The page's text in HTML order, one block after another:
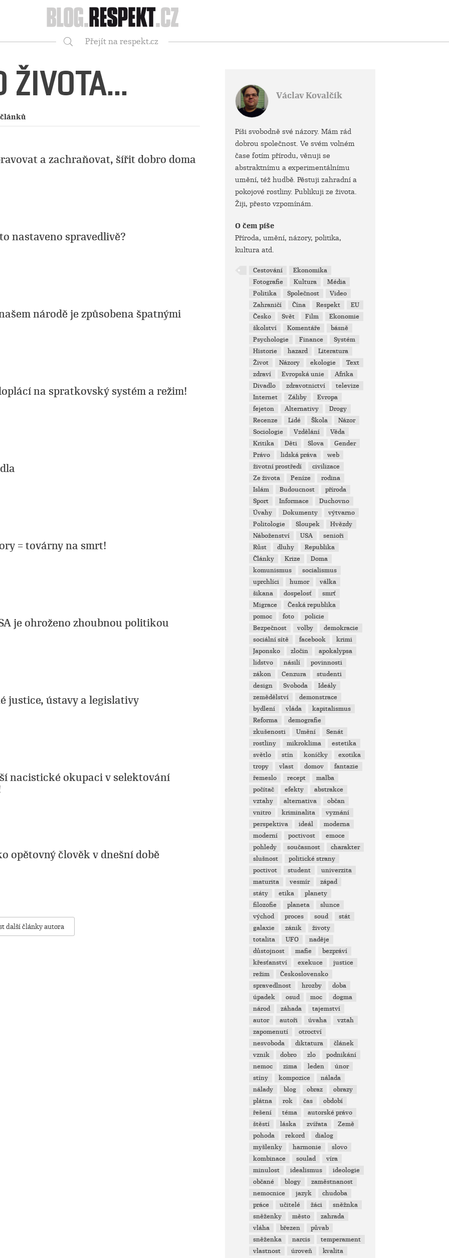
Respekt
Přejít na respekt.cz
ŽIVOTA...
a zachraňovat, šířit dobro doma
nastaveno spravedlivě?
národě je způsobena špatnými
na spratkovský systém a režim!
= továrny na smrt!
je ohroženo zhoubnou politikou
justice, ústavy a legislativy
nacistické okupaci v selektování
opětovný člověk v dnešní době
další články autora
Václav Kovalčík
Píši svobodně své názory. Mám rád
dobrou společnost. Ve svém volném
čase fotím přírodu, věnuji se
abstraktnímu a experimentálnímu
umění, též hudbě. Pěstuji zahradní a
pokojové rostliny. Publikuji ze života.
Žiji, přesto vzpomínám.
O čem píše
Příroda, umění, názory, politika,
kultura atd.
Cestování
Ekonomika
Fotografie
Kultura
Média
Politika
Společnost
Video
Zahraničí
Čína Respekt
EU
Česko
Svět Film
Ekonomie
školství
Komentáře
básně
Psychologie
Finance
Systém
Historie
hazard
Literatura
Život
Názory ekologie
Text
zdraví
Evropská unie
Afrika
Divadlo
zdravotnictví
televize
Internet
Záliby
Evropa
fejeton
Alternativy
Drogy
Recenze
Lidé Škola
Názor
Sociologie
Vzdělání
Věda
Kritika
Děti Slova
Gender
Právo
lidská práva
web
životní prostředí
civilizace
Ze života
Peníze
rodina
Islám
Budoucnost
příroda
Sport
Informace
Duchovno
Úvahy
Dokumenty
výtvarno
Politologie
Sloupek
Hvězdy
Náboženství
USA
senioři
Růst
dluhy
Republika
Články
Krize
Doma
komunismus
socialismus
uprchlíci
humor
válka
šikana
dospelosť
smrť
Migrace
Česká republika
pomoc
foto
policie
Bezpečnost
volby
demokracie
sociální sítě
facebook
krimi
Japonsko
zločin
apokalypsa
lidstvo
násilí
povinnosti
zákon
Cenzura
studenti
design
Svoboda
Ideály
zemědělství
demonstrace
bydlení
vláda
kapitalismus
Reforma
demografie
zkušenosti
Umění
Senát
rostliny
mikroklima
estetika
světlo
stín koníčky
exotika
tropy
vlast domov
fantazie
řemeslo
recept
malba
počítač
efekty
abstrakce
vztahy
alternativa
občan
vnitro
kriminalita
vyznání
perspektiva
ideál
moderna
moderní
poctivost
emoce
pohledy
současnost
charakter
slušnost
politické strany
poctivot
student
univerzita
maturita
vesmír
západ
státy
etika
planety
filozofie
planeta
slunce
východ
proces soud
stát
galaxie
zánik
životy
totalita
UFO
naděje
důstojnost
mafie
bezpráví
křesťanství
exekuce
justice
režim
Československo
spravedlnost
hrozby
doba
úpadek
osud moc
dogma
národ
záhada
tajemství
autor
autoři úvaha
vztah
zapomenutí
otroctví
nesvoboda
diktatura
článek
vznik
dobro zlo
podnikání
nemoc
zima leden
únor
stíny
kompozice
nálada
nálady
blog obraz
obrazy
plátna
rok čas
období
řešení
téma
autorské právo
štěstí
láska zvířata
Země
pohoda
rekord
dialog
myšlenky
harmonie
slovo
kombinace
soulad
víra
minulost
idealismus
ideologie
občané
blogy
zaměstnanost
nemocnice
jazyk
chudoba
práce
učitelé žáci
sněžnka
sněženky
město
zahrada
vláha
březen
půvab
sněženka
narcis
temperament
vlastnost
úroveň
kvalita